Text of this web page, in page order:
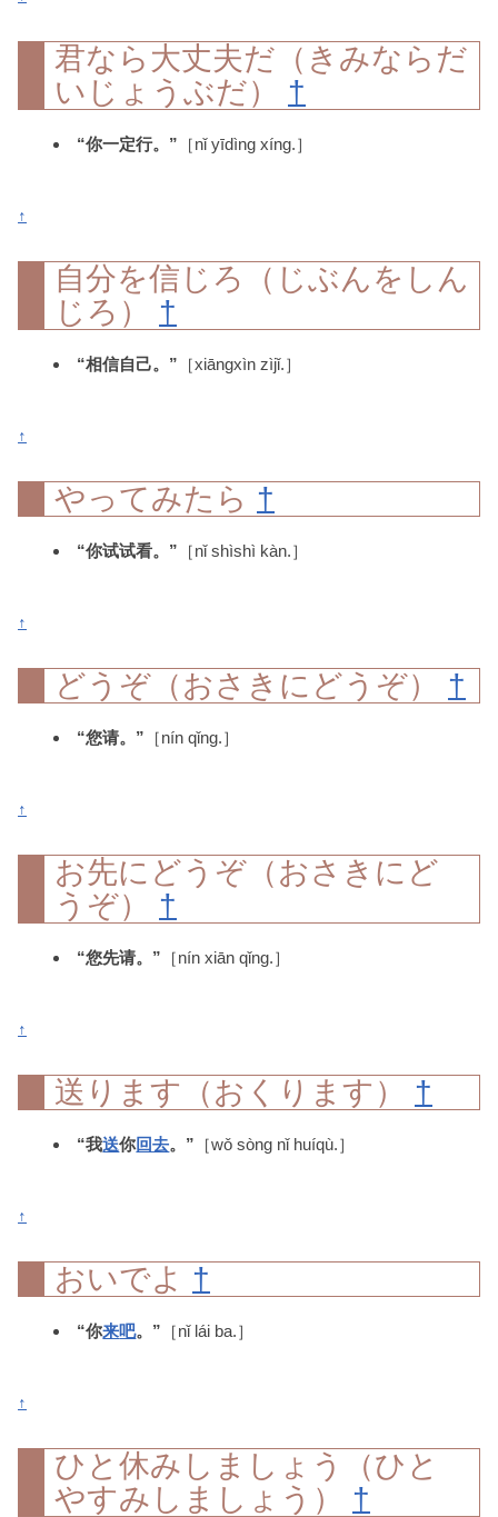
君なら大丈夫だ（きみならだ
いじょうぶだ） †
“你一定行。” ［nǐ yīdìng xíng.］
↑
自分を信じろ（じぶんをしん
じろ） †
“相信自己。” ［xiāngxìn zìjǐ.］
↑
やってみたら †
“你试试看。” ［nǐ shìshì kàn.］
↑
どうぞ（おさきにどうぞ） †
“您请。” ［nín qǐng.］
↑
お先にどうぞ（おさきにど
うぞ） †
“您先请。” ［nín xiān qǐng.］
↑
送ります（おくります） †
“我送你回去。” ［wǒ sòng nǐ huíqù.］
↑
おいでよ †
“你来吧。” ［nǐ lái ba.］
↑
ひと休みしましょう（ひと
やすみしましょう） †